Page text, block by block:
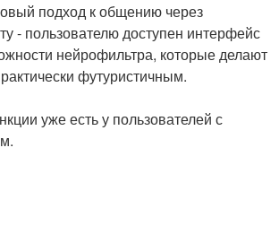
подход к общению через
- пользователю доступен интерфейс
нейрофильтра, которые делают
футуристичным.
уже есть у пользователей с